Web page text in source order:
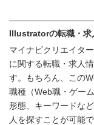
Illustratorの転職・求
マイナビクリエイタ
に関する転職・求人
す。もちろん、この
職種（Web職・ゲー
形態、キーワードな
人を探すことが可能